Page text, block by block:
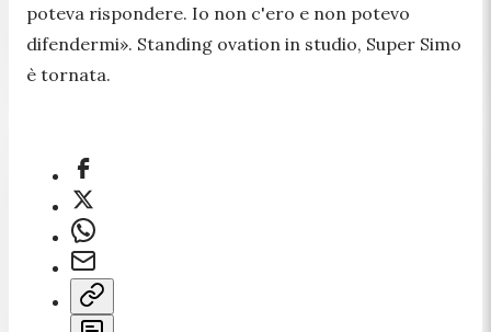
poteva rispondere. Io non c'ero e non potevo
difendermi». Standing ovation in studio, Super Simo
è tornata.